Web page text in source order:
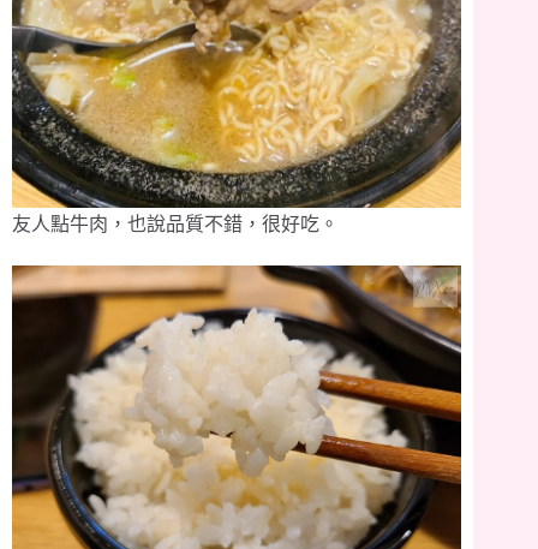
友人點牛肉，也說品質不錯，很好吃。